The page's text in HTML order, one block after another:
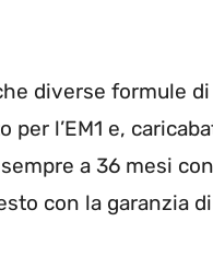
diverse formule
l’EM1 e,
a 36 mesi
con la garanzia